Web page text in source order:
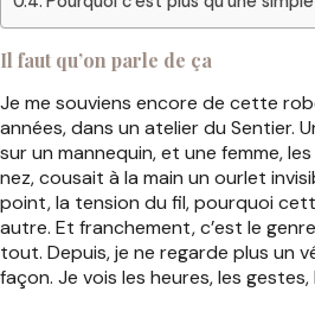
Il faut qu’on parle de ça
Je me souviens encore de cette
années, dans un atelier du Sentier.
sur un mannequin, et une femme,
nez, cousait à la main un ourlet
point, la tension du fil, pourquoi
autre. Et franchement, c’est le
tout. Depuis, je ne regarde plus un
façon. Je vois les heures, les gestes,